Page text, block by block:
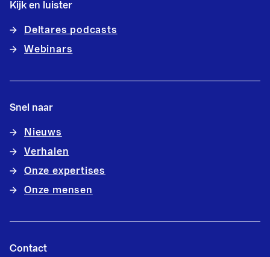
Kijk en luister
Deltares podcasts
Webinars
Snel naar
Nieuws
Verhalen
Onze expertises
Onze mensen
Contact